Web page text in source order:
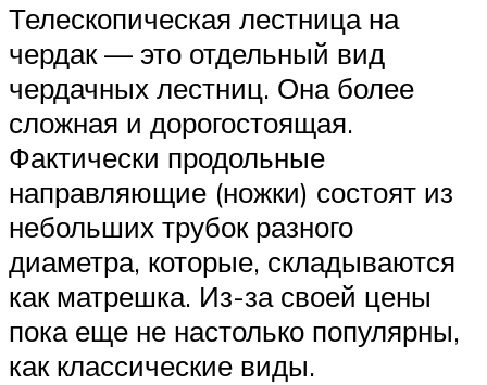
Телескопическая лестница на
чердак — это отдельный вид
чердачных лестниц. Она более
сложная и дорогостоящая.
Фактически продольные
направляющие (ножки) состоят из
небольших трубок разного
диаметра, которые, складываются
как матрешка. Из-за своей цены
пока еще не настолько популярны,
как классические виды.